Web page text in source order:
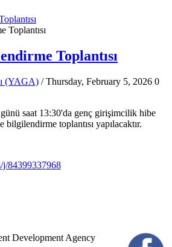
Toplantısı
(YAGA) / Thursday, February 5, 2026 0
saat 13:30'da genç girişimcilik hibe
bilgilendirme toplantısı yapılacaktır.
j/84399337968
Development Agency